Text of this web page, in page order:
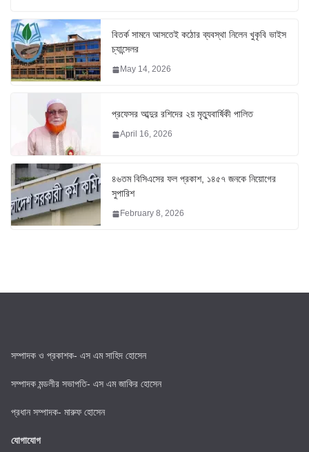
বিতর্ক সামনে আসতেই কঠোর ব্যবস্থা নিলেন খুকৃবি ভাইস
চ্যান্সেলর
May 14, 2026
প্রফেসর আব্দুর রশিদের ২য় মৃত্যুবার্ষিকী পালিত
April 16, 2026
৪৬তম বিসিএসের ফল প্রকাশ, ১৪৫৭ জনকে নিয়োগের
সুপারিশ
February 8, 2026
সম্পাদক ও প্রকাশক- এস এম সাহিদ হোসেন
সম্পাদক মন্ডলীর সভাপতি- এস এম জাকির হোসেন
প্রধান সম্পাদক- মারুফ হোসেন
যোগাযোগ